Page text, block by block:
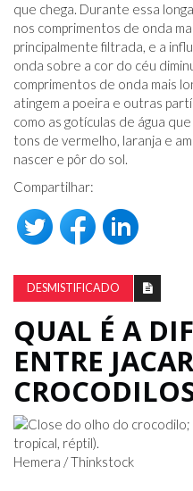
que chega. Durante essa
nos comprimentos de onda
principalmente filtrada, e a
onda sobre a cor do céu
comprimentos de onda mais
atingem a poeira e outras
como as gotículas de água
tons de vermelho, laranja e
nascer e pôr do sol.
Compartilhar:
DESMISTIFICADO
QUAL É A
ENTRE
Hemera / Thinkstock